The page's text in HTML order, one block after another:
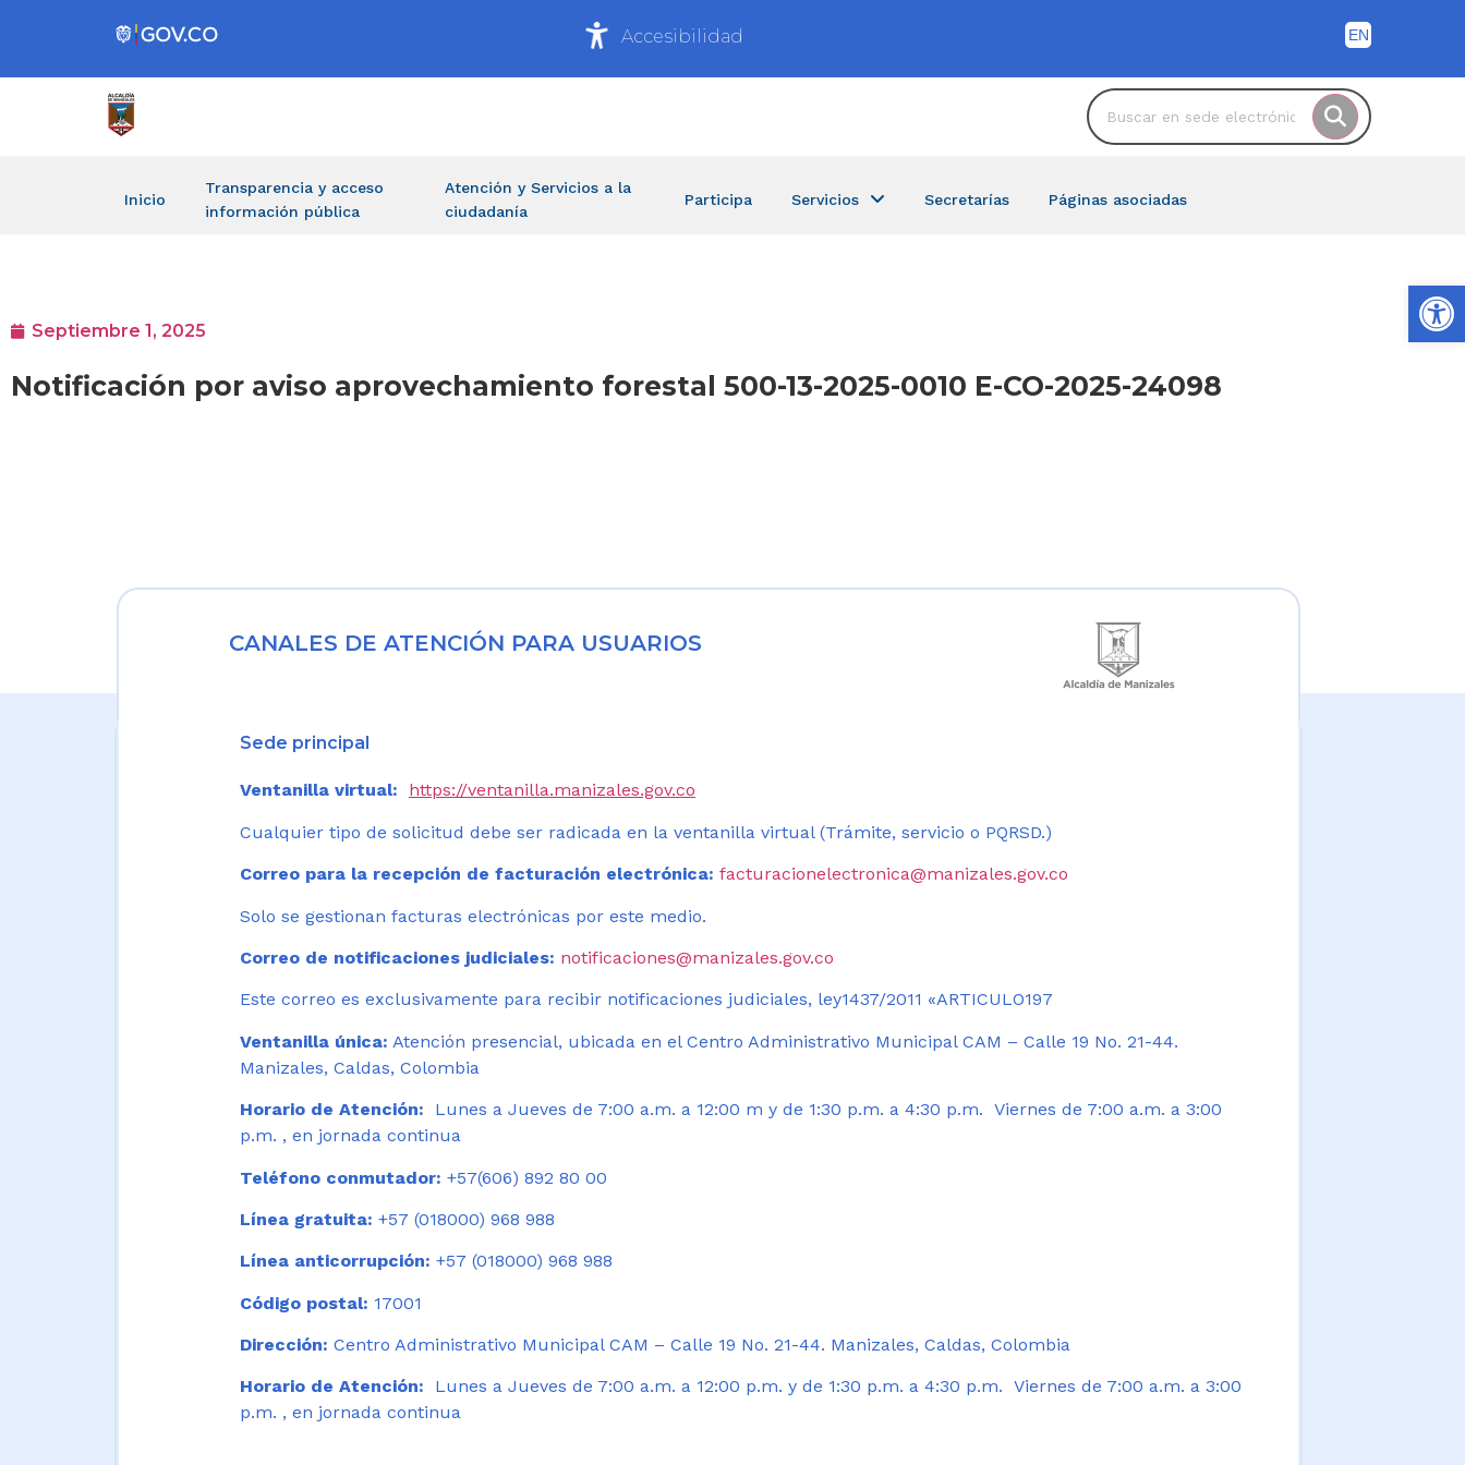
Accesibilidad
Inicio
Transparencia y acceso
información pública
Atención y Servicios a la
ciudadanía
Participa Servicios Secretarías Páginas asociadas
Septiembre 1, 2025
Notificación por aviso aprovechamiento forestal 500-13-2025-0010 E-CO-2025-24098
CANALES DE ATENCIÓN PARA USUARIOS
Sede principal
Ventanilla virtual: https://ventanilla.manizales.gov.co
Cualquier tipo de solicitud debe ser radicada en la ventanilla virtual (Trámite, servicio o PQRSD.)
Correo para la recepción de facturación electrónica: facturacionelectronica@manizales.gov.co
Solo se gestionan facturas electrónicas por este medio.
Correo de notificaciones judiciales: notificaciones@manizales.gov.co
Este correo es exclusivamente para recibir notificaciones judiciales, ley1437/2011 «ARTICULO197
Ventanilla única: Atención presencial, ubicada en el Centro Administrativo Municipal CAM – Calle 19 No. 21-44.
Manizales, Caldas, Colombia
Horario de Atención:
Lunes a Jueves de 7:00 a.m. a 12:00 m y de 1:30 p.m. a 4:30 p.m. Viernes de 7:00 a.m. a 3:00
p.m. , en jornada continua
Teléfono conmutador: +57(606) 892 80 00
Línea gratuita: +57 (018000) 968 988
Línea anticorrupción: +57 (018000) 968 988
Código postal: 17001
Dirección: Centro Administrativo Municipal CAM – Calle 19 No. 21-44. Manizales, Caldas, Colombia
Horario de Atención: Lunes a Jueves de 7:00 a.m. a 12:00 p.m. y de 1:30 p.m. a 4:30 p.m. Viernes de 7:00 a.m. a 3:00
p.m. , en jornada continua